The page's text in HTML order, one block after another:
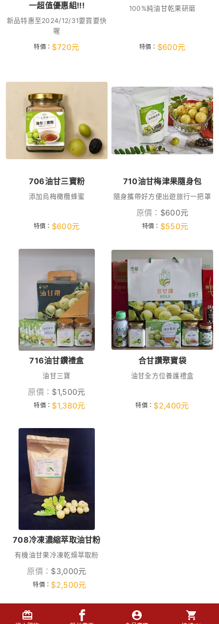
一超值優惠組!!!
新品特惠至2024/12/31要買要快
喔
特價： $720元
100%純油甘乾果研磨
特價： $600元
706油甘三寶粉
添加烏梅橄欖蜂蜜
特價： $600元
710油甘梅津果隨身包
隨身攜帶好方便出遊旅行一把罩
原價： $600元
特價： $550元
716油甘鑽禮盒
油甘三寶
原價： $1,500元
特價： $1,380元
合甘讚聚寶袋
油甘全方位養護禮盒
特價： $2,400元
708冷凍濃縮萃取油甘粉
有機油甘果冷凍乾燥萃取粉
原價： $3,000元
特價： $2,500元